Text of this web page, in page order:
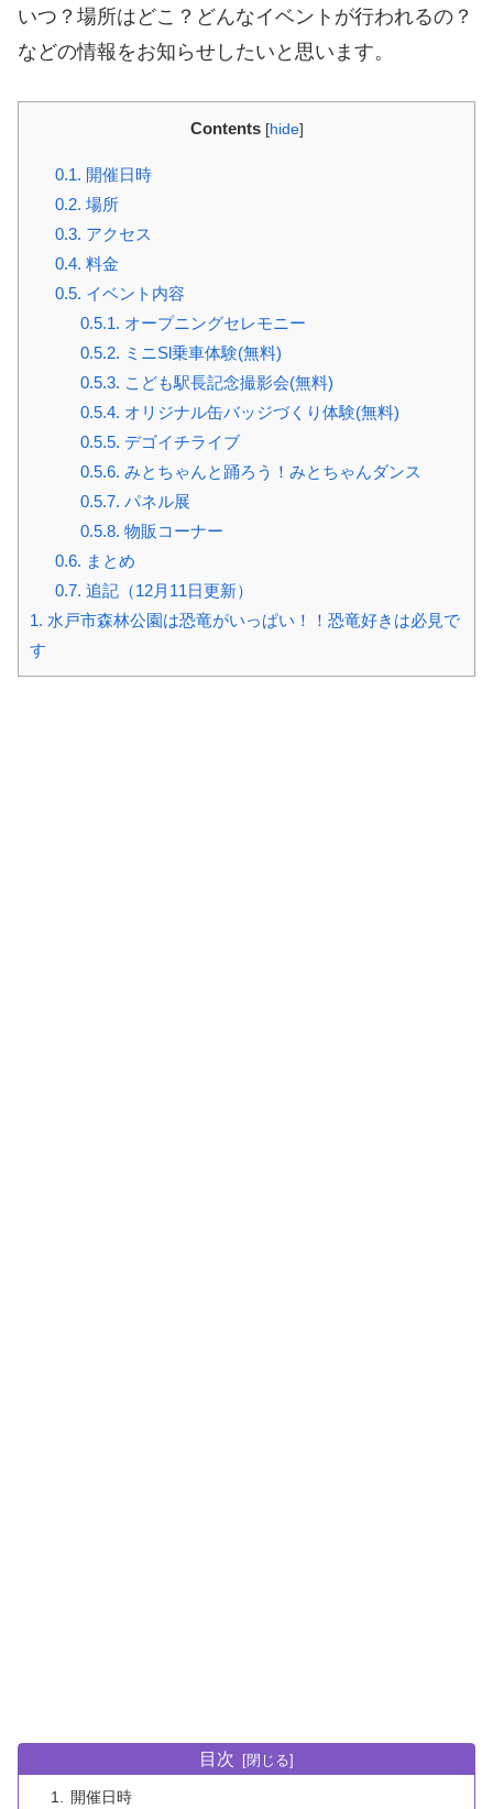
いつ？場所はどこ？どんなイベントが行われるの？
などの情報をお知らせしたいと思います。
Contents [hide]
0.1. 開催日時
0.2. 場所
0.3. アクセス
0.4. 料金
0.5. イベント内容
0.5.1. オープニングセレモニー
0.5.2. ミニSl乗車体験(無料)
0.5.3. こども駅長記念撮影会(無料)
0.5.4. オリジナル缶バッジづくり体験(無料)
0.5.5. デゴイチライブ
0.5.6. みとちゃんと踊ろう！みとちゃんダンス
0.5.7. パネル展
0.5.8. 物販コーナー
0.6. まとめ
0.7. 追記（12月11日更新）
1. 水戸市森林公園は恐竜がいっぱい！！恐竜好きは必見で
す
目次
開催日時